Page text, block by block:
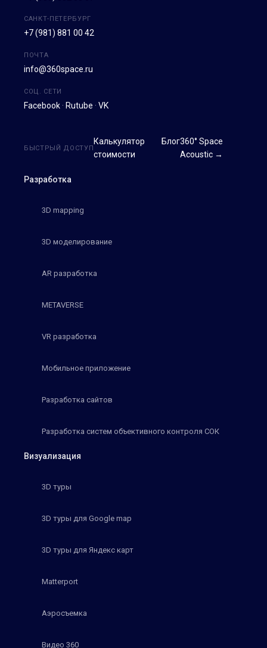
САНКТ-ПЕТЕРБУРГ
+7 (981) 881 00 42
ПОЧТА
info@360space.ru
СОЦ. СЕТИ
Facebook · Rutube · VK
Разработка
3D mapping
3D моделирование
AR разработка
METAVERSE
VR разработка
Мобильное приложение
Разработка сайтов
Разработка систем объективного контроля СОК
Визуализация
3D туры
3D туры для Google map
3D туры для Яндекс карт
Matterport
Аэросъемка
Видео 360
БЫСТРЫЙ ДОСТУП
Калькулятор
стоимости
Блог360° Space
Acoustic →